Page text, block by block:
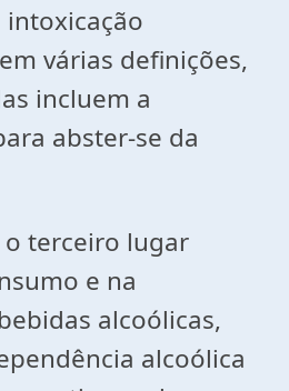
várias definições,
incluem a
abster-se da
o terceiro lugar
e na
alcoólicas,
alcoólica